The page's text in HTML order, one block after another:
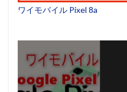
ワイモバイル Pixel 8a